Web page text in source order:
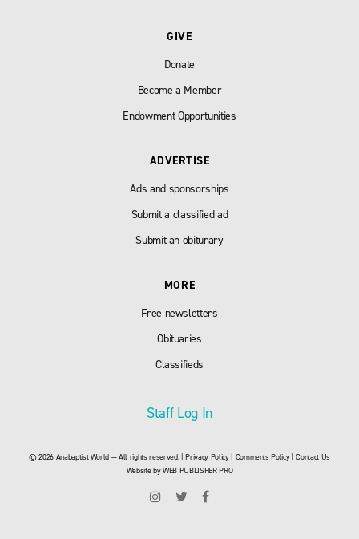
GIVE
Donate
Become a Member
Endowment Opportunities
ADVERTISE
Ads and sponsorships
Submit a classified ad
Submit an obiturary
MORE
Free newsletters
Obituaries
Classifieds
Staff Log In
© 2026 Anabaptist World — All rights reserved. |Privacy Policy| Comments Policy|Contact Us
Website byWEB PUBLISHER PRO